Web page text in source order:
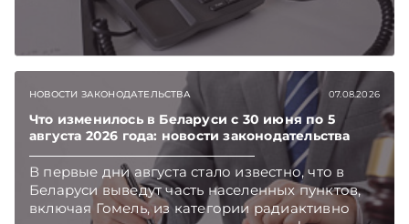
НОВОСТИ ЗАКОНОДАТЕЛЬСТВА 07.08.2026
Что изменилось в Беларуси с 30 июня по 5
августа 2026 года: новости законодательства
В первые дни августа стало известно, что в
Беларуси выведут часть населенных пунктов,
включая Гомель, из категории радиактивно